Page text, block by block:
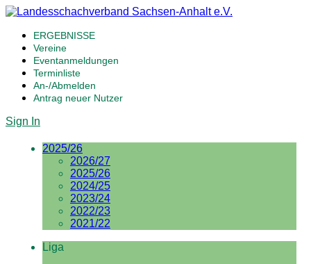
ERGEBNISSE
Vereine
Eventanmeldungen
Terminliste
An-/Abmelden
Antrag neuer Nutzer
Sign In
2025/26
2026/27
2025/26
2024/25
2023/24
2022/23
2021/22
Liga